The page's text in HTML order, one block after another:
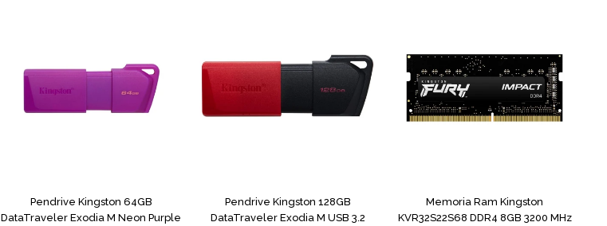
Pendrive Kingston 64GB
DataTraveler Exodia M Neon Purple
Pendrive Kingston 128GB
DataTraveler Exodia M USB 3.2
Memoria Ram Kingston
KVR32S22S68 DDR4 8GB 3200 MHz